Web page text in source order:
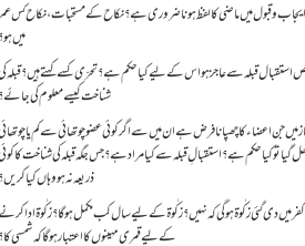
و قبول میں ماضی کا لفظ ہونا ضروری ہے؟ نکاح کے مستحبات، نکاح کس
میں ہو؟
استقبال قبلہ سے عاجز ہو اس کے لیے کیا حکم ہے؟ تحرّی کسے کہتے ہیں؟ قبلہ
شناخت کیسے معلوم کی جائے؟
میں جن اعضاء کا چھپانا فرض ہے ان میں سے اگر کوئی عضو چوتھائی سے کم یا
گیا تو کیا حکم ہے؟استقبالِ قبلہ سے کیا مراد ہے؟جس جگہ قبلہ کی شناخت کا
ذریعہ نہ ہو وہاں کیا کریں؟
کفر میں دی گئی زکٰوۃ ہو گی کہ نہیں؟زکٰوۃ کے لیے سال کب مکمل ہو گا؟زکٰوۃ ادا
کے لیے قمری مہینوں کا اعتبار ہو گا کہ شمسی کا؟